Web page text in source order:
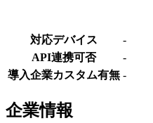
対応デバイス
-
API連携可否
-
導入企業カスタム有無 -
企業情報